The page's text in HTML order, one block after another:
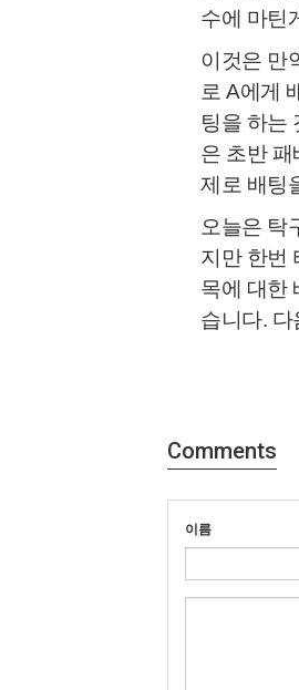
수에 마틴
이것은 만
로 A에게
팅을 하는
은 초반
제로 배팅
오늘은 탁
지만 한번
목에 대한
습니다.
Comments
이름